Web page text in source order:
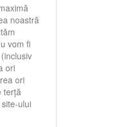
noastră
vom fi
ori
ori
terță
ului